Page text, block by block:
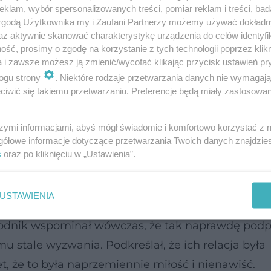
cz. 1
i alkoholizm
Włoch.Wychowywał się pod Mediolanem. Miał
kopał amatorsko. Gdy miał 22 lata debiutował w
wspominał wówczas, że tak naprawdę
stale wyzwania. Podkreślał, że ich relacja była
to była naprzemiennie miłość i nienawiść.
wybór spersonalizowanych treści, pomiar reklam i treści,
Użytkownika my i Zaufani Partnerzy możemy używać
aktywnie skanować charakterystykę urządzenia do celów
prosimy o zgodę na korzystanie z tych technologii poprzez
i zawsze możesz ją zmienić/wycofać klikając przycisk ustawień
strony
. Niektóre rodzaje przetwarzania danych nie
się takiemu przetwarzaniu. Preferencje będą miały
informacjami, abyś mógł świadomie i komfortowo korzystać z
informacje dotyczące przetwarzania Twoich danych
oraz po kliknięciu w „Ustawienia”.
USTAWIENIA